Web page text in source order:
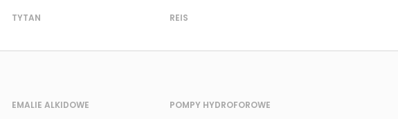
TYTAN REIS
EMALIE ALKIDOWE POMPY HYDROFOROWE